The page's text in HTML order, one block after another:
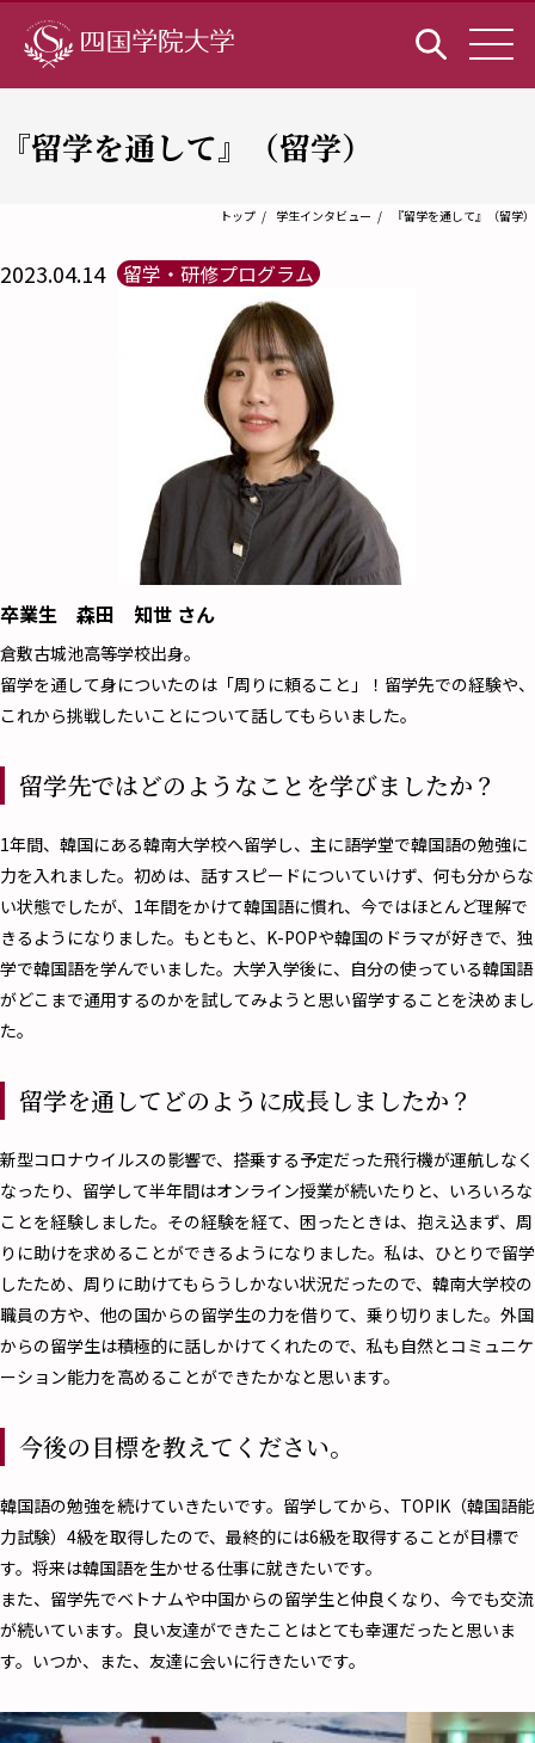
『留学を通して』（留学）
トップ 学生インタビュー 『留学を通して』（留学）
2023.04.14 留学・研修プログラム
卒業生 森田 知世 さん
倉敷古城池高等学校出身。
留学を通して身についたのは「周りに頼ること」！留学先での経験や、
これから挑戦したいことについて話してもらいました。
留学先ではどのようなことを学びましたか？
――1年間、韓国にある韓南大学校へ留学し、主に語学堂で韓国語の勉強に
力を入れました。初めは、話すスピードについていけず、何も分からな
い状態でしたが、1年間をかけて韓国語に慣れ、今ではほとんど理解で
きるようになりました。もともと、K-POPや韓国のドラマが好きで、独
学で韓国語を学んでいました。大学入学後に、自分の使っている韓国語
がどこまで通用するのかを試してみようと思い留学することを決めまし
た。
留学を通してどのように成長しましたか？
――新型コロナウイルスの影響で、搭乗する予定だった飛行機が運航しなく
なったり、留学して半年間はオンライン授業が続いたりと、いろいろな
ことを経験しました。その経験を経て、困ったときは、抱え込まず、周
りに助けを求めることができるようになりました。私は、ひとりで留学
したため、周りに助けてもらうしかない状況だったので、韓南大学校の
職員の方や、他の国からの留学生の力を借りて、乗り切りました。外国
からの留学生は積極的に話しかけてくれたので、私も自然とコミュニケ
ーション能力を高めることができたかなと思います。
今後の目標を教えてください。
――韓国語の勉強を続けていきたいです。留学してから、TOPIK（韓国語能
力試験）4級を取得したので、最終的には6級を取得することが目標で
す。将来は韓国語を生かせる仕事に就きたいです。
また、留学先でベトナムや中国からの留学生と仲良くなり、今でも交流
が続いています。良い友達ができたことはとても幸運だったと思いま
す。いつか、また、友達に会いに行きたいです。